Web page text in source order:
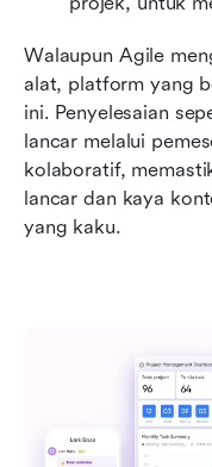
Walaupun Agile
alat, platform yang
ini. Penyelesaian
lancar melalui
kolaboratif,
lancar dan kaya
yang kaku.